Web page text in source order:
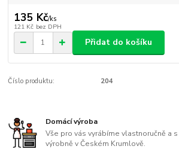
135 Kč/ks
121 Kč bez DPH
Přidat do košíku
Číslo produktu: 204
Domácí výroba
Vše pro vás vyrábíme vlastnoručně a
výrobně v Českém Krumlově.